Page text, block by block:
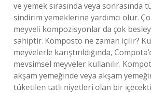
ve yemek sırasında veya sonrasında
sindirim yemeklerine yardımcı olur.
meyveli kompozisyonlar da çok
sahiptir. Komposto ne zaman içilir?
meyvelerle karıştırıldığında,
mevsimsel meyveler kullanılır.
akşam yemeğinde veya akşam
tüketilen tatlı niyetleri olan bir